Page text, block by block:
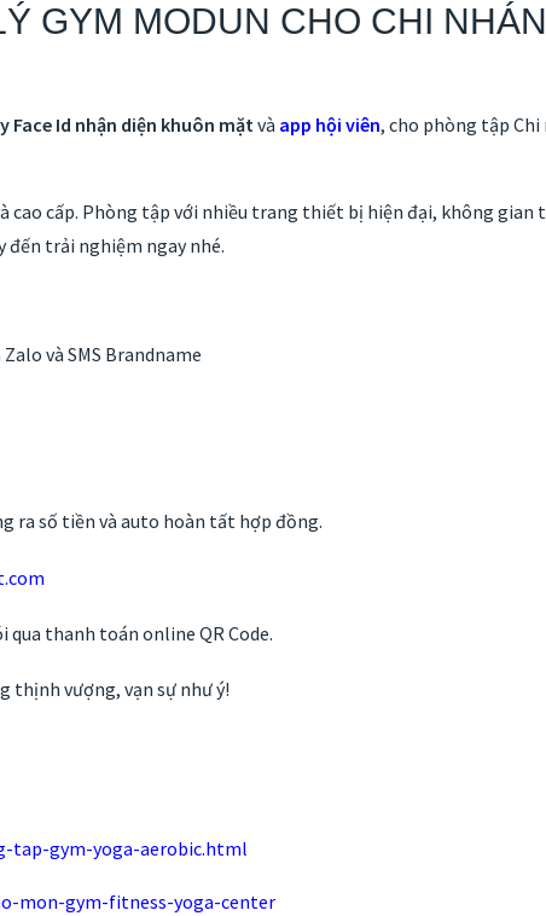
GYM MODUN CHO CHI
Face Id nhận diện khuôn mặtvà app hội viên, cho phòng tập
cấp. Phòng tập với nhiều trang thiết bị hiện đại, không gian
đến trải nghiệm ngay nhé.
và SMS Brandname
ra số tiền và auto hoàn tất hợp đồng.
thanh toán online QR Code.
thịnh vượng, vạn sự như ý!
tap-gym-yoga-aerobic.html
mon-gym-fitness-yoga-center